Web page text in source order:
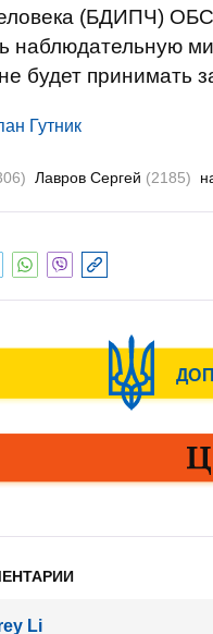
(БДИПЧ)
наблюдательную
будет принимать
Гутник
Лавров Сергей (2185)
Li